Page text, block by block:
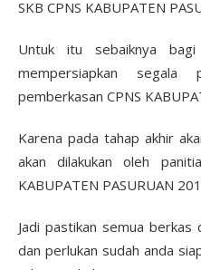
Untuk itu sebaiknya
mempersiapkan segala
pemberkasan CPNS
Karena pada tahap akhir
akan dilakukan oleh
KABUPATEN PASURUAN
Jadi pastikan semua
dan perlukan sudah anda